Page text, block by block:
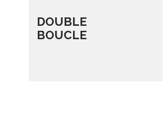
DOUBLE
BOUCLE